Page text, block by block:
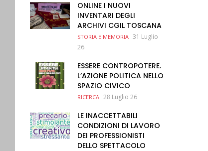
ONLINE I NUOVI
INVENTARI DEGLI
ARCHIVI CGIL TOSCANA
STORIA E MEMORIA 31 Luglio
26
ESSERE CONTROPOTERE.
L’AZIONE POLITICA NELLO
SPAZIO CIVICO
RICERCA 28 Luglio 26
LE INACCETTABILI
CONDIZIONI DI LAVORO
DEI PROFESSIONISTI
DELLO SPETTACOLO